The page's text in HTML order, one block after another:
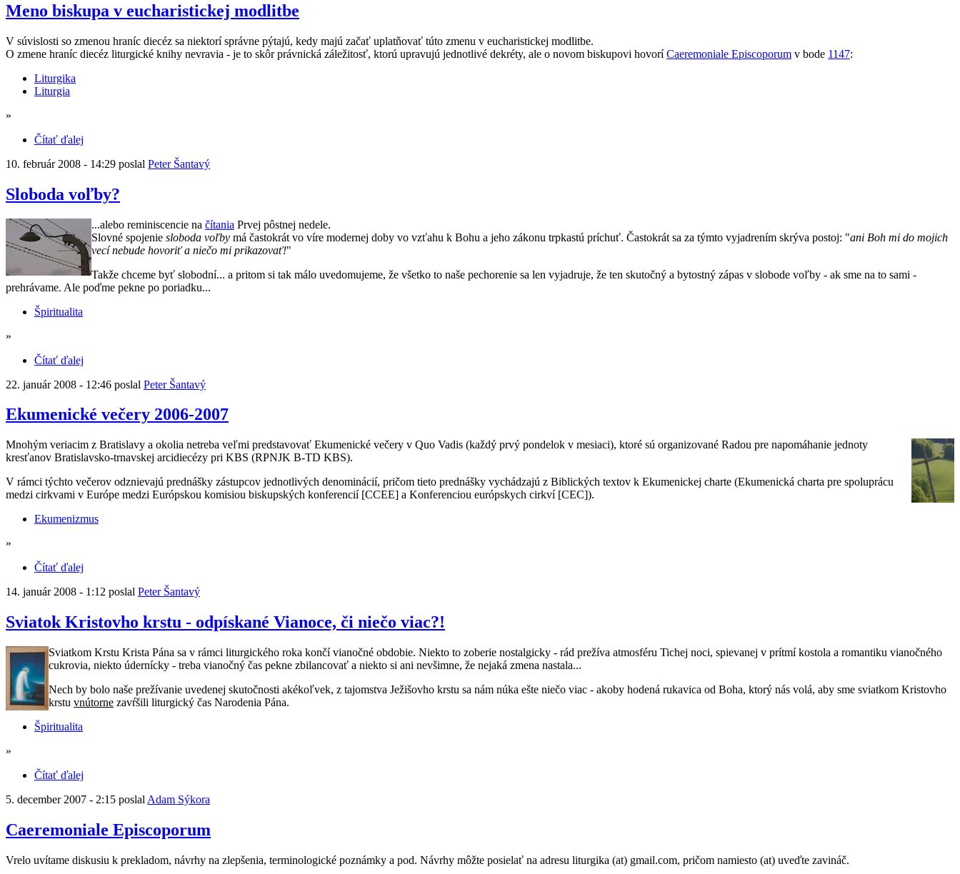
Meno biskupa v eucharistickej modlitbe
V súvislosti so zmenou hraníc diecéz sa niektorí správne pýtajú, kedy majú začať uplatňovať túto zmenu v eucharistickej modlitbe.
O zmene hraníc diecéz liturgické knihy nevravia - je to skôr právnická záležitosť, ktorú upravujú jednotlivé dekréty, ale o novom biskupovi hovoríCaeremoniale Episcoporum v bode 1147:
Liturgika
Liturgia
»
Čítať ďalej
10. február 2008 - 14:29 poslal Peter Šantavý
Sloboda voľby?
...alebo reminiscencie na čítania Prvej pôstnej nedele.
Slovné spojenie sloboda voľby má častokrát vo víre modernej doby vo vzťahu k Bohu a jeho zákonu trpkastú príchuť. Častokrát sa za týmto vyjadrením skrýva postoj: "ani Boh mi do mojich
vecí nebude hovoriť a niečo mi prikazovať!"
Takže chceme byť slobodní... a pritom si tak málo uvedomujeme, že všetko to naše pechorenie sa len vyjadruje, že ten skutočný a bytostný zápas v slobode voľby - ak sme na to sami -
prehrávame. Ale poďme pekne po poriadku...
Špiritualita
»
Čítať ďalej
22. január 2008 - 12:46 poslal Peter Šantavý
Ekumenické večery 2006-2007
Mnohým veriacim z Bratislavy a okolia netreba veľmi predstavovať Ekumenické večery v Quo Vadis (každý prvý pondelok v mesiaci), ktoré sú organizované Radou pre napomáhanie jednoty
kresťanov Bratislavsko-trnavskej arcidiecézy pri KBS (RPNJK B-TD KBS).
V rámci týchto večerov odznievajú prednášky zástupcov jednotlivých denominácií, pričom tieto prednášky vychádzajú z Biblických textov k Ekumenickej charte (Ekumenická charta pre spoluprácu
medzi cirkvami v Európe medzi Európskou komisiou biskupských konferencií [CCEE] a Konferenciou európskych cirkví [CEC]).
Ekumenizmus
»
Čítať ďalej
14. január 2008 - 1:12 poslal Peter Šantavý
Sviatok Kristovho krstu - odpískané Vianoce, či niečo viac?!
Sviatkom Krstu Krista Pána sa v rámci liturgického roka končí vianočné obdobie. Niekto to zoberie nostalgicky - rád prežíva atmosféru Tichej noci, spievanej v prítmí kostola a romantiku vianočného
cukrovia, niekto údernícky - treba vianočný čas pekne zbilancovať a niekto si ani nevšimne, že nejaká zmena nastala...
Nech by bolo naše prežívanie uvedenej skutočnosti akékoľvek, z tajomstva Ježišovho krstu sa nám núka ešte niečo viac - akoby hodená rukavica od Boha, ktorý nás volá, aby sme sviatkom Kristovho
krstu vnútorne zavŕšili liturgický čas Narodenia Pána.
Špiritualita
»
Čítať ďalej
5. december 2007 - 2:15 poslal Adam Sýkora
Caeremoniale Episcoporum
Vrelo uvítame diskusiu k prekladom, návrhy na zlepšenia, terminologické poznámky a pod. Návrhy môžte posielať na adresu liturgika (at) gmail.com, pričom namiesto (at) uveďte zavináč.